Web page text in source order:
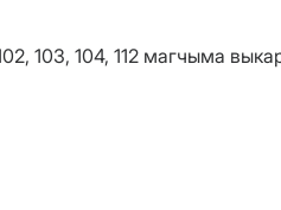
103, 104, 112 магчыма